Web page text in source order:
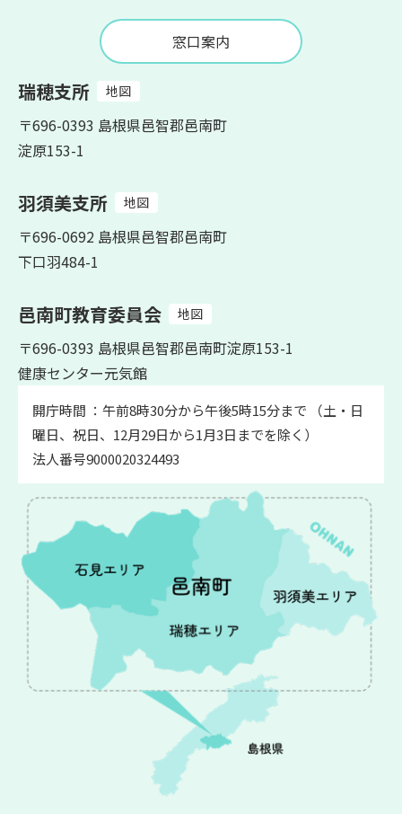
窓口案内
瑞穂支所 地図
〒696-0393 島根県邑智郡邑南町
淀原153-1
羽須美支所 地図
〒696-0692 島根県邑智郡邑南町
下口羽484-1
邑南町教育委員会 地図
〒696-0393 島根県邑智郡邑南町淀原153-1
健康センター元気館
開庁時間 ：午前8時30分から午後5時15分まで （土・日
曜日、祝日、12月29日から1月3日までを除く）
法人番号9000020324493